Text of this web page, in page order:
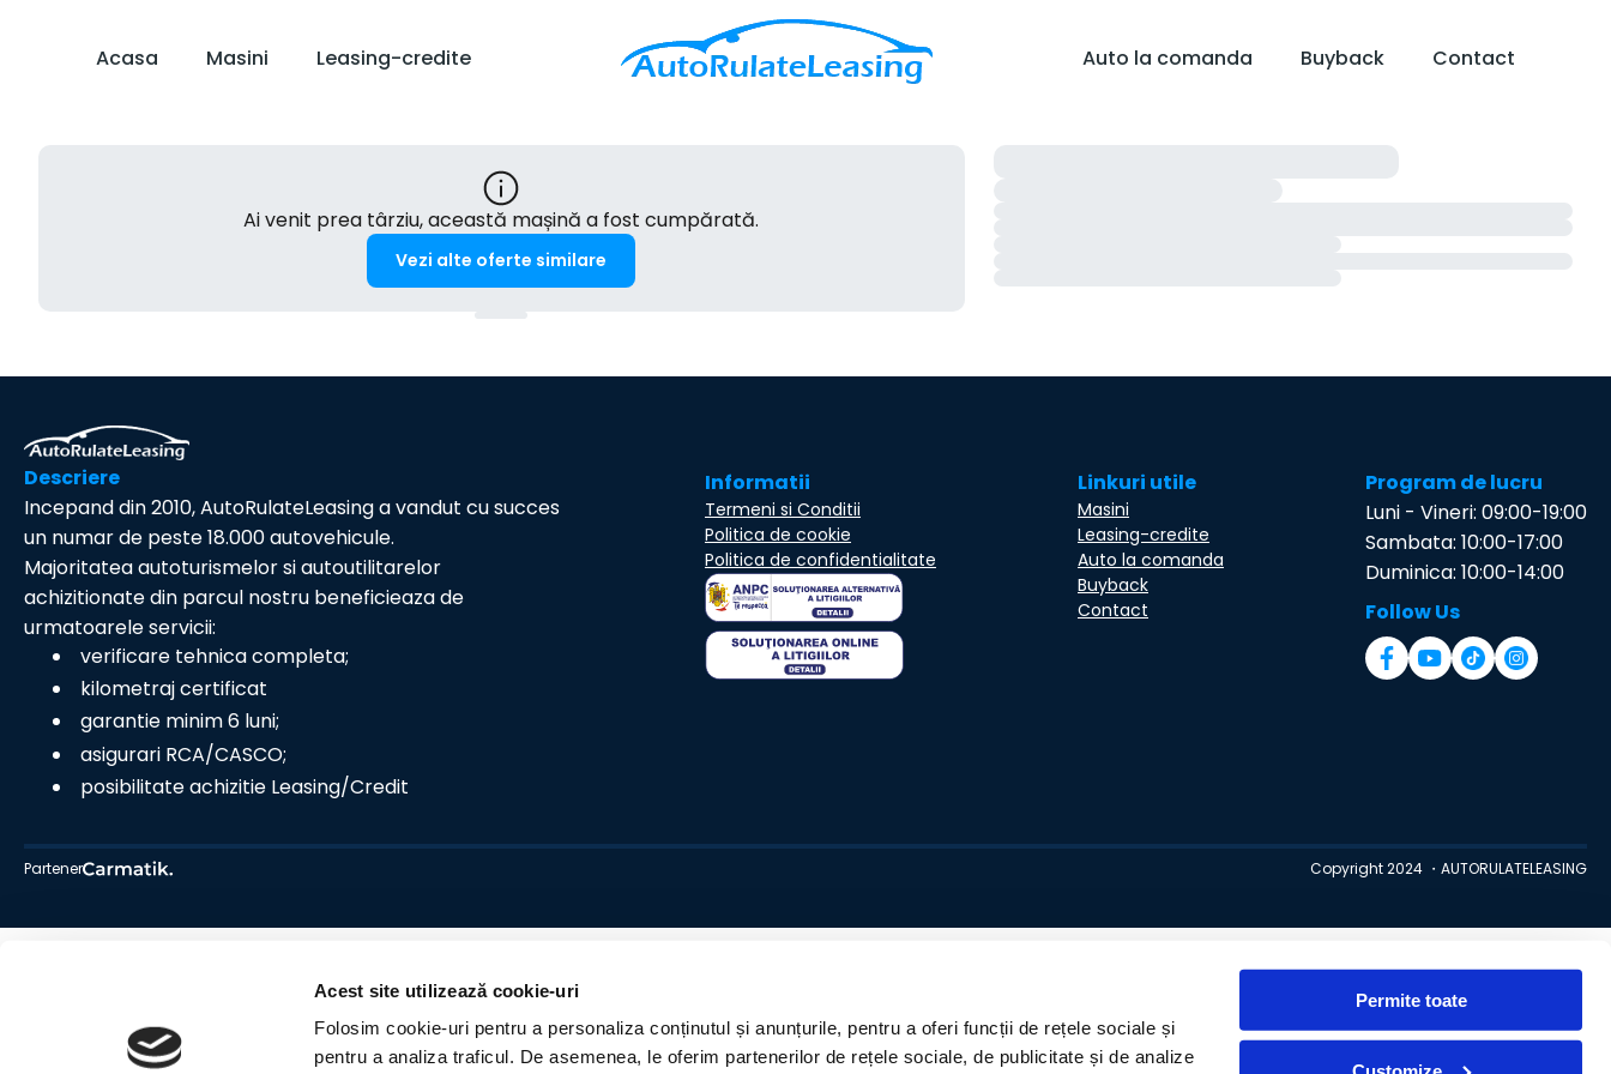
Acest site utilizează cookie-uri
Folosim cookie-uri pentru a personaliza conținutul și anunțurile, pentru a oferi funcții de rețele sociale și
pentru a analiza traficul. De asemenea, le oferim partenerilor de rețele sociale, de publicitate și de analize
Permite toate
Acasa Masini Leasing-credite Auto la comanda Buyback Contact
Ai venit prea târziu, această mașină a fost cumpărată.
Vezi alte oferte similare
Descriere
Incepand din 2010, AutoRulateLeasing a vandut cu succes
un numar de peste 18.000 autovehicule.
Majoritatea autoturismelor si autoutilitarelor
achizitionate din parcul nostru beneficieaza de
urmatoarele servicii:
verificare tehnica completa;
kilometraj certificat
garantie minim 6 luni;
asigurari RCA/CASCO;
posibilitate achizitie Leasing/Credit
Informatii
Termeni si Conditii
Politica de cookie
Politica de confidentialitate
Linkuri utile
Masini
Leasing-credite
Auto la comanda
Buyback
Contact
Program de lucru
Luni - Vineri: 09:00-19:00
Sambata: 10:00-17:00
Duminica: 10:00-14:00
Follow Us
Partener Copyright 2024 ・AUTORULATELEASING